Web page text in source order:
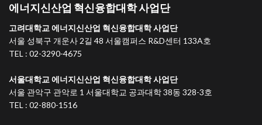
에너지신산업 혁신융합대학 사업단
고려대학교 에너지신산업 혁신융합대학 사업단
서울 성북구 개운사 2길 48 서울캠퍼스 R&D센터 133A호
TEL : 02-3290-4675
서울대학교 에너지신산업 혁신융합대학 사업단
서울 관악구 관악로 1 서울대학교 공과대학 38동 328-3호
TEL : 02-880-1516